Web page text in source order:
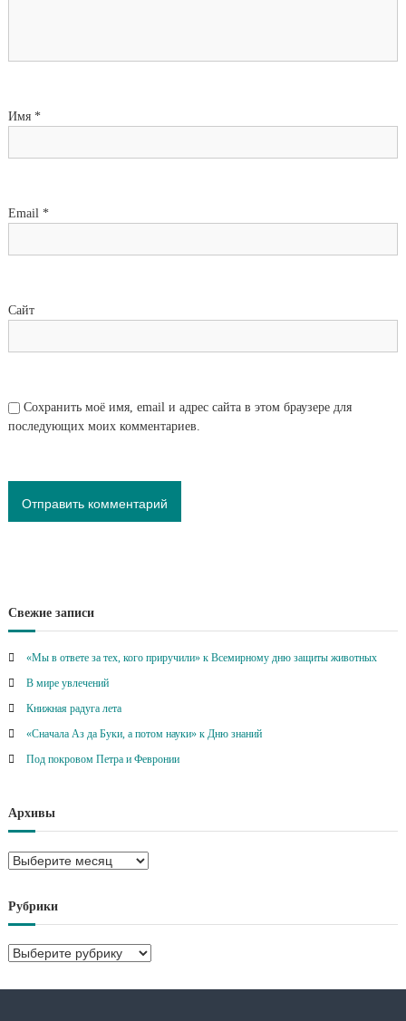
Имя *
Email *
Сайт
Сохранить моё имя, email и адрес сайта в этом браузере для
последующих моих комментариев.
Свежие записи
«Мы в ответе за тех, кого приручили» к Всемирному дню защиты животных
В мире увлечений
Книжная радуга лета
«Сначала Аз да Буки, а потом науки» к Дню знаний
Под покровом Петра и Февронии
Архивы
А
ы
Рубрики
Р
б